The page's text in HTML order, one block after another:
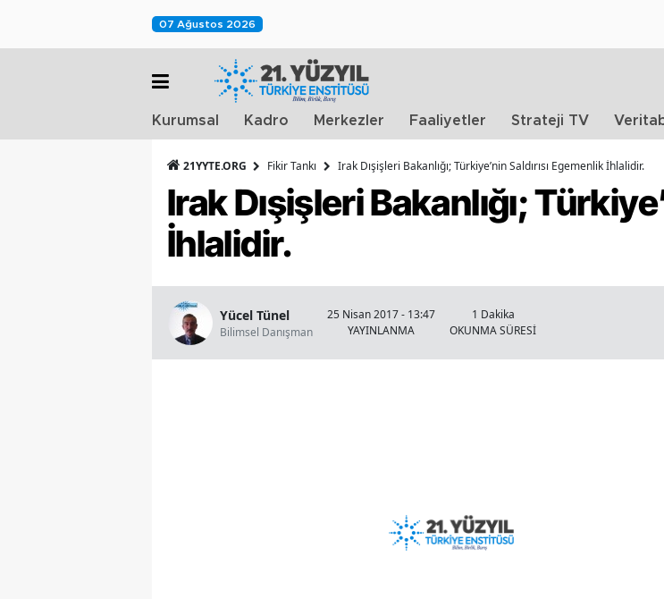
07 Ağustos 2026
Kurumsal Kadro Merkezler Faaliyetler Strateji TV
21YYTE.ORG Fikir Tankı Irak Dışişleri Bakanlığı; Türkiye’nin Saldırısı Egemenlik İhlalidir.
Irak Dışişleri Bakanlığı;
İhlalidir.
Yücel Tünel
Bilimsel Danışman
25 Nisan 2017 - 13:47
YAYINLANMA
1 Dakika
OKUNMA SÜRESİ